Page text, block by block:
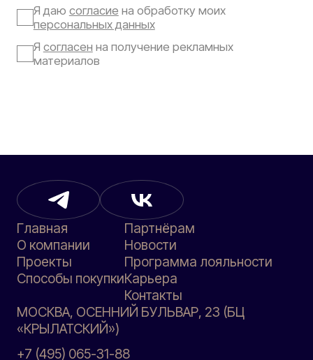
Я даю согласие на обработку моих
персональных данных
Я согласен на получение рекламных
материалов
Главная
О компании
Проекты
Способы покупки
Партнёрам
Новости
Программа лояльности
Карьера
Контакты
МОСКВА, ОСЕННИЙ БУЛЬВАР, 23 (БЦ
«КРЫЛАТСКИЙ»)
+7 (495) 065-31-88